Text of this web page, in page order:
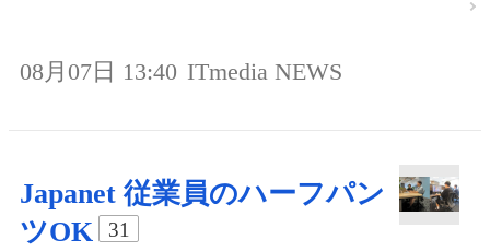
08月07日 13:40 ITmedia NEWS
Japanet 従業員のハーフパン
ツOK
31